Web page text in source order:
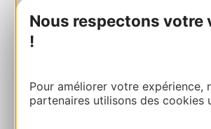
Nous respectons votre
!
Pour améliorer votre expérience,
partenaires utilisons des cookies
Site internet